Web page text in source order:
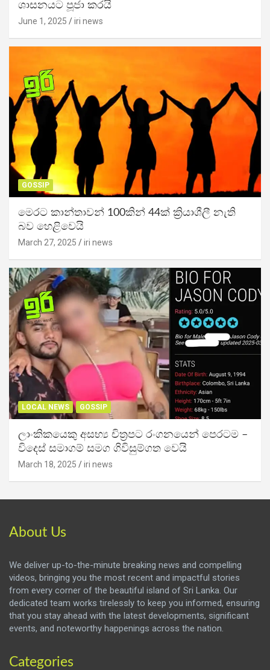
ශාසනයට පූජා කරයි
June 1, 2025 iri news
GOSSIP
මෙරට කාන්තාවන් 100කින් 44ක් ක්‍රියාශීලී නැති
බව හෙළිවෙයි
March 27, 2025 iri news
LOCAL NEWS GOSSIP
ලාංකිකයෙකු අසභ්‍ය චිත්‍රපට රංගනයෙන් පෙරටම –
විදෙස් සමාගම් සමග ගිවිසුම්ගත වෙයි
March 18, 2025 iri news
About Us
We deliver up-to-the-minute breaking news and compelling
videos, bringing you the most recent and impactful stories
from every corner of the beautiful island of Sri Lanka. Our
dedicated team works tirelessly to keep you informed, ensuring
that you stay ahead with the latest developments, significant
events, and noteworthy happenings across the nation.
Categories